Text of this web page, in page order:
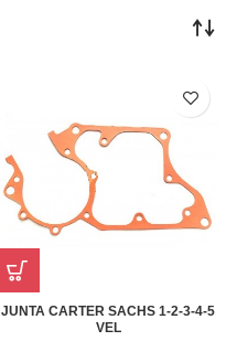
JUNTA CARTER SACHS 1-2-3-4-5
VEL